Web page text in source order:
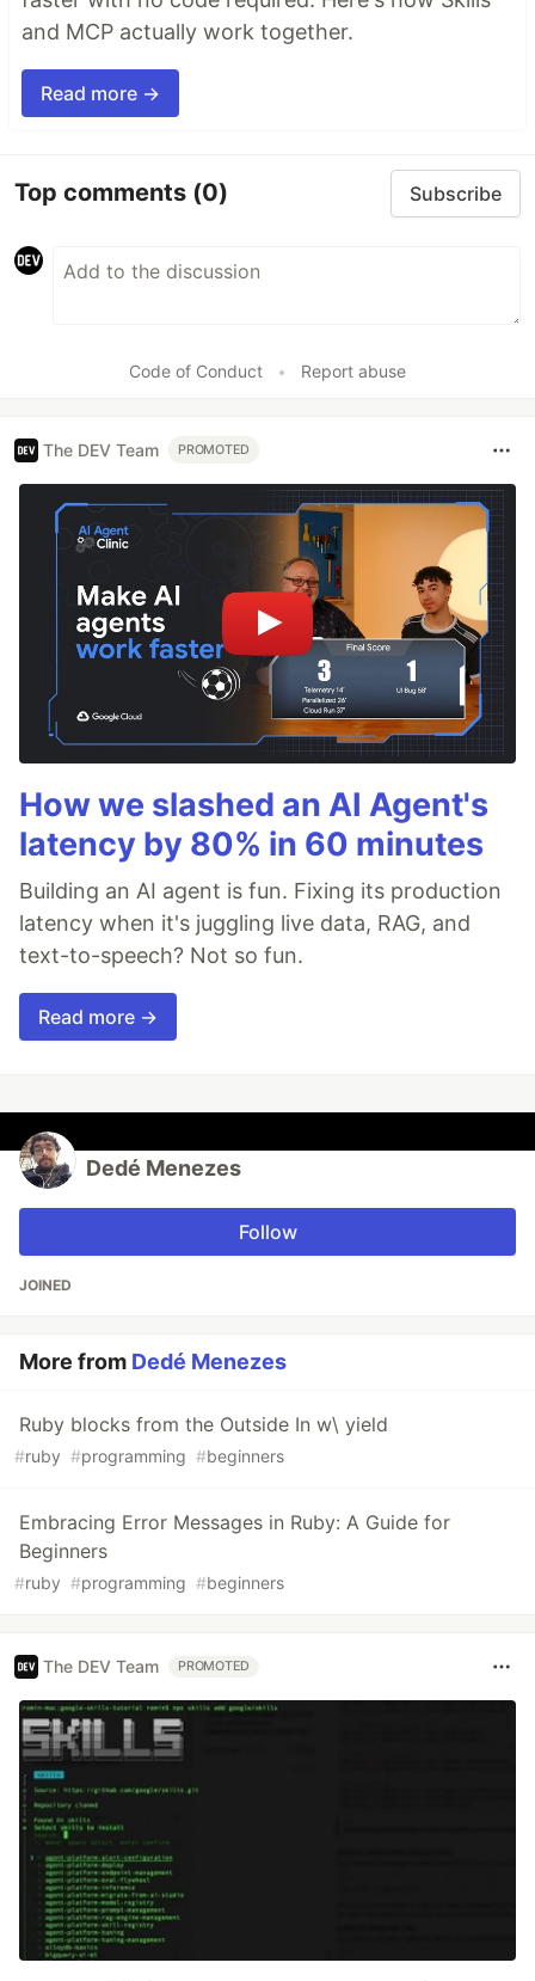
and MCP actually work together.
Read more →
Top comments (0) Subscribe
Code of Conduct • Report abuse
The DEV Team PROMOTED
How we slashed an AI Agent's
latency by 80% in 60 minutes
Building an AI agent is fun. Fixing its production
latency when it's juggling live data, RAG, and
text-to-speech? Not so fun.
Read more →
Dedé Menezes
Follow
JOINED
More from Dedé Menezes
Ruby blocks from the Outside In w\ yield
#ruby #programming #beginners
Embracing Error Messages in Ruby: A Guide for
Beginners
#ruby #programming #beginners
The DEV Team PROMOTED